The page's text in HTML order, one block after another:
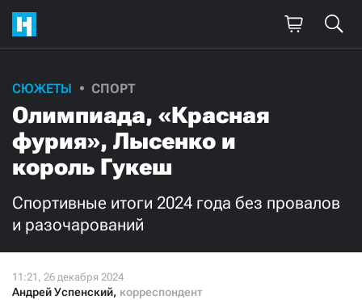
СЮЖЕТЫ СПОРТ
Олимпиада, «Красная
фурия», Лысенко и
король Гукеш
Спортивные итоги 2024 года без провалов
и разочарований
Андрей Успенский, корреспондент
Поддержите
нашу работу!
Ежемесячно
500